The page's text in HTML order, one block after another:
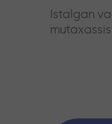
Istalgan